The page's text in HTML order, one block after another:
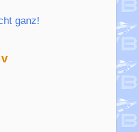
ganz!